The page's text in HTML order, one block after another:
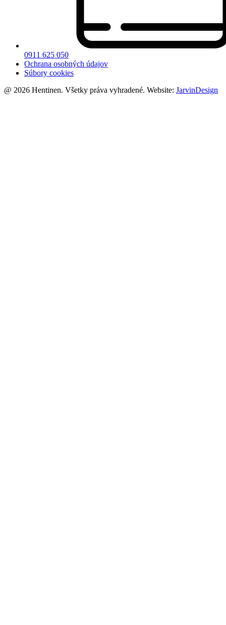
0911 625 050
Ochrana osobných údajov
Súbory cookies
@ 2026 Hentinen. Všetky práva vyhradené. Website: JarvinDesign